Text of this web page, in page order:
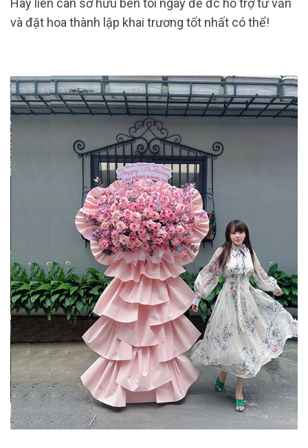
và đặt hoa thành lập khai trương tốt nhất có thể!